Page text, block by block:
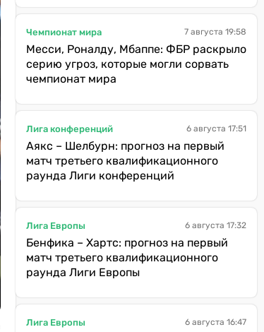
Чемпионат мира 7 августа 19:58
Месси, Роналду, Мбаппе: ФБР раскрыло
серию угроз, которые могли сорвать
чемпионат мира
Лига конференций 6 августа 17:51
Аякс – Шелбурн: прогноз на первый
матч третьего квалификационного
раунда Лиги конференций
Лига Европы 6 августа 17:32
Бенфика – Хартс: прогноз на первый
матч третьего квалификационного
раунда Лиги Европы
Лига Европы 6 августа 16:47